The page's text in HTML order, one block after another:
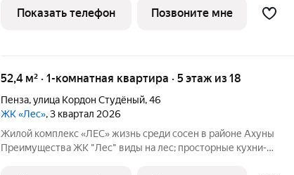
евроформата создана для счастливой жизни: отдельная спальня
(12.83 м) просторная
Показать телефон Позвоните мне
52,4 м² · 1-комнатная квартира · 5 этаж из 18
Пенза,улица Кордон Студёный,46
ЖК «Лес», 3 квартал 2026
Жилой комплекс «ЛЕС» жизнь среди сосен в районе Ахуны
Преимущества ЖК "Лес" виды на лес; просторные кухни-